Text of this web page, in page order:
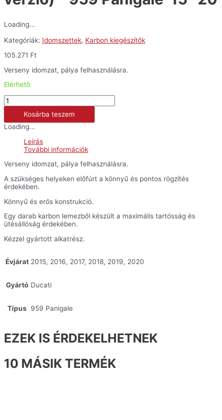
Loading...
Kategóriák: Idomszettek, Karbon kiegészítők
105.271 Ft
Verseny idomzat, pálya felhasználásra.
Elérhető
Karbon
hasidom
(verseny
verzió)
-
Panigale
'20
mennyiség
Kosárba teszem
Loading...
Leírás
További információk
Verseny idomzat, pálya felhasználásra.
A szükséges helyeken előfúrt a könnyű és pontos rögzítés
érdekében.
Könnyű és erős konstrukció.
Egy darab karbon lemezből készült a maximális tartósság és
ütésállóság érdekében.
Kézzel gyártott alkatrész.
Évjárat 2015, 2016, 2017, 2018, 2019, 2020
Gyártó Ducati
Típus 959 Panigale
EZEK IS ÉRDEKELHETNEK
10 MÁSIK TERMÉK